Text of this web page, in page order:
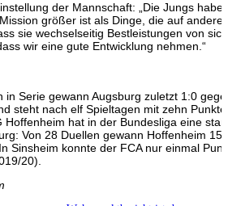
der Mannschaft: „Die Jungs
größer ist als Dinge, die auf
sie wechselseitig Bestleistungen von sich
wir eine gute Entwicklung nehmen.“
in Serie gewann Augsburg zuletzt 1:0
steht nach elf Spieltagen mit zehn
Hoffenheim hat in der Bundesliga eine
Von 28 Duellen gewann Hoffenheim 15,
Sinsheim konnte der FCA nur einmal
20).